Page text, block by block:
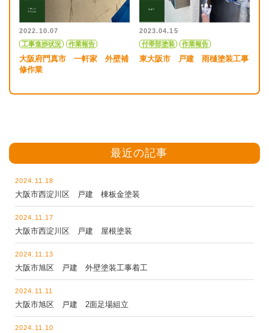
2022.10.07
工事進捗状況
作業報告
大阪府門真市 一軒家 外壁補
修作業
2023.04.15
付帯部塗装
作業報告
東大阪市 戸建 雨樋塗装工事
最近の記事
2024.11.18
大阪市西淀川区 戸建 棟板金塗装
2024.11.17
大阪市西淀川区 戸建 屋根塗装
2024.11.13
大阪市旭区 戸建 外壁塗装工事着工
2024.11.11
大阪市旭区 戸建 2面足場組立
2024.11.10